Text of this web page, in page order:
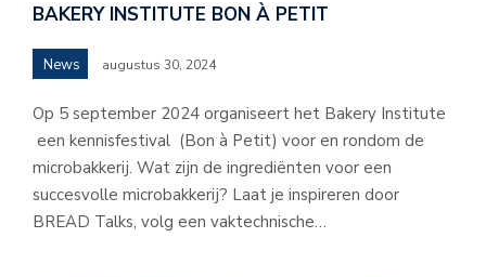
BAKERY INSTITUTE BON À PETIT
News augustus 30, 2024
Op 5 september 2024 organiseert het Bakery Institute
een kennisfestival (Bon à Petit) voor en rondom de
microbakkerij. Wat zijn de ingrediënten voor een
succesvolle microbakkerij? Laat je inspireren door
BREAD Talks, volg een vaktechnische…